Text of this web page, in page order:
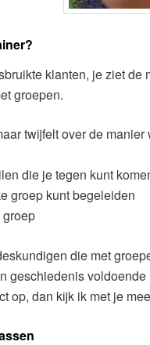
klanten, je ziet de
groepen.
twijfelt over de manier
die je tegen kunt
groep kunt begeleiden
die met
geschiedenis voldoende
op, dan kijk ik met je